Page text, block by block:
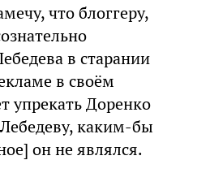
что блоггеру,
в старании
в своём
упрекать Доренко
каким-бы
он не являлся.